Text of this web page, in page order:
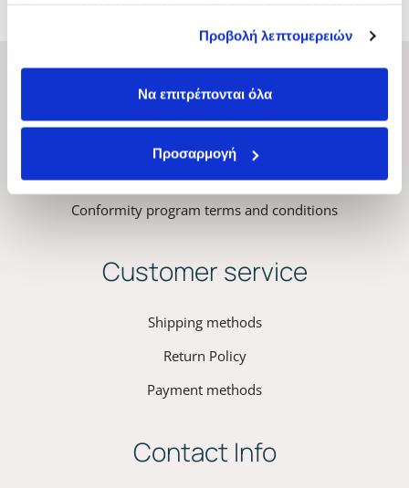
Προβολή λεπτομερειών
Να επιτρέπονται όλα
Προσαρμογή
ΚYANA Professional Hair
Privacy Policy – Terms & Conditions
Kyana Cookies Policy
Conformity program terms and conditions
Customer service
Shipping methods
Return Policy
Payment methods
Contact Info